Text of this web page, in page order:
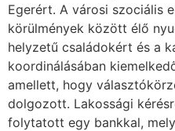
Egerért. A városi szociális
körülmények között élő
helyzetű családokért és a
koordinálásában
amellett, hogy
dolgozott. Lakossági
folytatott egy bankkal,